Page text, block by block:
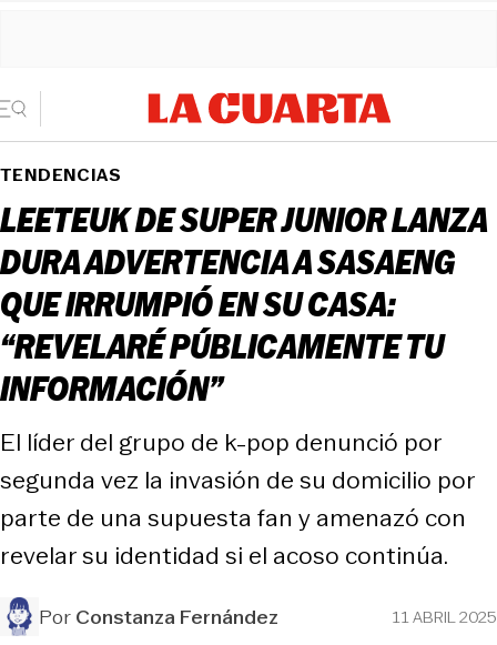
TENDENCIAS
LEETEUK DE SUPER JUNIOR LANZA
DURA ADVERTENCIA A SASAENG
QUE IRRUMPIÓ EN SU CASA:
“REVELARÉ PÚBLICAMENTE TU
INFORMACIÓN”
El líder del grupo de k-pop denunció por
segunda vez la invasión de su domicilio por
parte de una supuesta fan y amenazó con
revelar su identidad si el acoso continúa.
PorConstanza Fernández 11 ABRIL 2025